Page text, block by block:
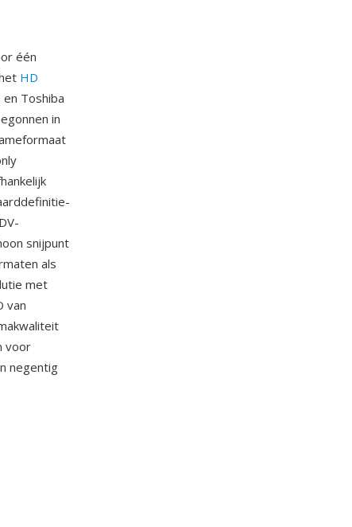
één
HD
en Toshiba
in
snijpunt
als
met
van
voor
negentig